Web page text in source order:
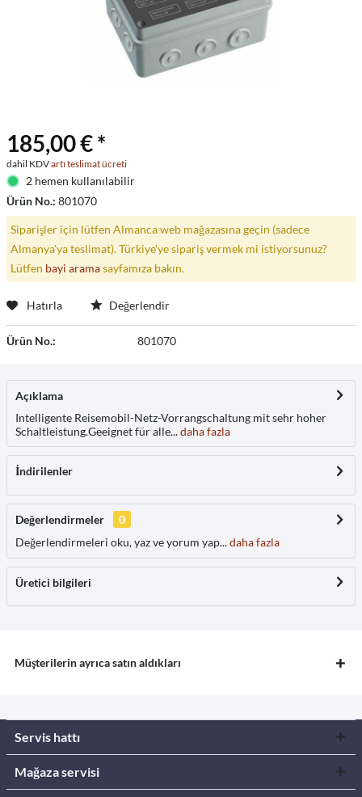
185,00 € *
dahil KDVartı teslimat ücreti
2 hemen kullanılabilir
Ürün No.: 801070
Siparişler için lütfen Almanca web mağazasına geçin (sadece
Almanya'ya teslimat). Türkiye'ye sipariş vermek mi istiyorsunuz?
Lütfen bayi aramasayfamıza bakın.
Hatırla Değerlendir
Ürün No.: 801070
Açıklama
Intelligente Reisemobil-Netz-Vorrangschaltung mit sehr hoher
Schaltleistung.Geeignet für alle...daha fazla
İndirilenler
Değerlendirmeler
0
Değerlendirmeleri oku, yaz ve yorum yap...daha fazla
Üretici bilgileri
Müşterilerin ayrıca satın aldıkları
Servis hattı
Mağaza servisi